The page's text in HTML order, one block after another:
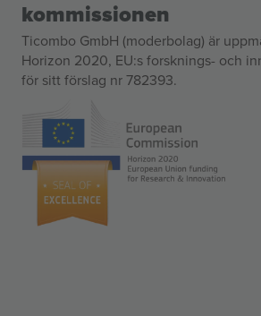
kommissionen
Ticombo GmbH (moderbolag) är
Horizon 2020, EU:s forsknings- och
för sitt förslag nr 782393.